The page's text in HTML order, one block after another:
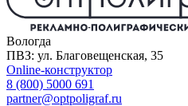
Вологда
ПВЗ: ул. Благовещенская, 35
Online-конструктор
8 (800) 5000 691
partner@optpoligraf.ru